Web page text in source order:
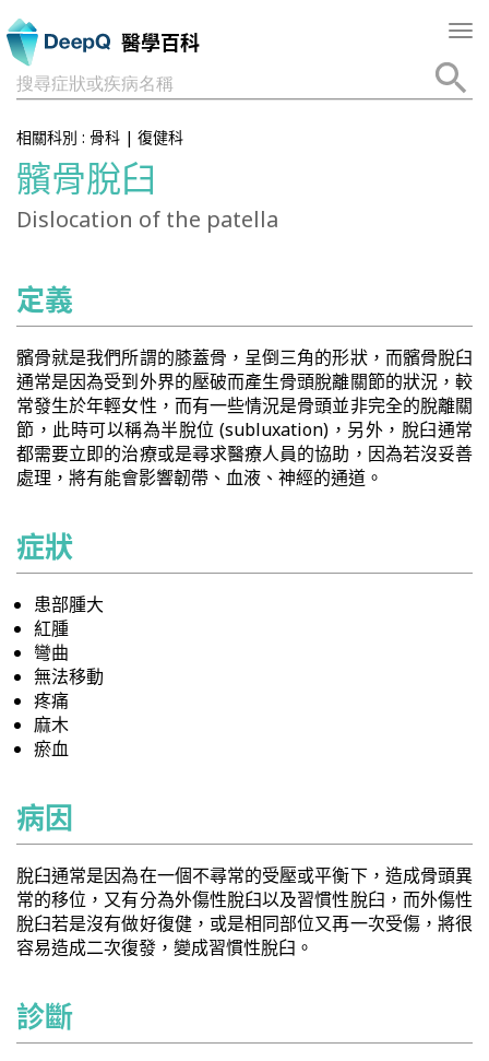
醫學百科
搜尋症狀或疾病名稱
相關科別 : 骨科 | 復健科
髕骨脫臼
Dislocation of the patella
定義
髕骨就是我們所謂的膝蓋骨，呈倒三角的形狀，而髕骨脫臼
通常是因為受到外界的壓破而產生骨頭脫離關節的狀況，較
常發生於年輕女性，而有一些情況是骨頭並非完全的脫離關
節，此時可以稱為半脫位 (subluxation)，另外，脫臼通常
都需要立即的治療或是尋求醫療人員的協助，因為若沒妥善
處理，將有能會影響韌帶、血液、神經的通道。
症狀
患部腫大
紅腫
彎曲
無法移動
疼痛
麻木
瘀血
病因
脫臼通常是因為在一個不尋常的受壓或平衡下，造成骨頭異
常的移位，又有分為外傷性脫臼以及習慣性脫臼，而外傷性
脫臼若是沒有做好復健，或是相同部位又再一次受傷，將很
容易造成二次復發，變成習慣性脫臼。
診斷